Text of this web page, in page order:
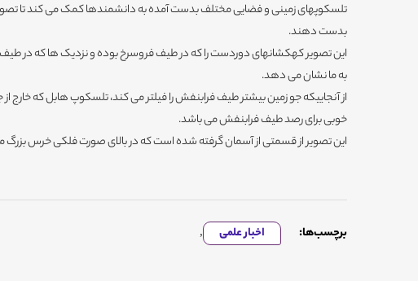
تلسکوپهای زمینی و فضایی مختلف بدست آمده به دانشمندها کمک می کند تا
بدست دهند.
این تصویر کهکشانهای دوردست را که در طیف فروسرخ بوده و نزدیک ها که در
به ما نشان می دهد.
از آنجاییکه جو زمین بیشتر طیف فرابنفش را فیلتر می کند، تلسکوپ هابل که خارج
خوبی برای رصد طیف فرابنفش می باشد.
این تصویر از قسمتی از آسمان گرفته شده است که در بالای صورت فلکی خرس بزرگ
برچسب‌ها: اخبار علمی ,